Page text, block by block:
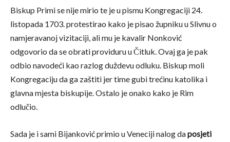
Biskup Primi se nije mirio te je u pismu Kongregaciji 24.
listopada 1703. protestirao kako je pisao župniku u Slivnu o
namjeravanoj vizitaciji, ali mu je kavalir Nonković
odgovorio da se obrati providuru u Čitluk. Ovaj ga je pak
odbio navodeći kao razlog duždevu odluku. Biskup moli
Kongregaciju da ga zaštiti jer time gubi trećinu katolika i
glavna mjesta biskupije. Ostalo je onako kako je Rim
odlučio.
Sada je i sami Bijanković primio u Veneciji nalog daposjeti